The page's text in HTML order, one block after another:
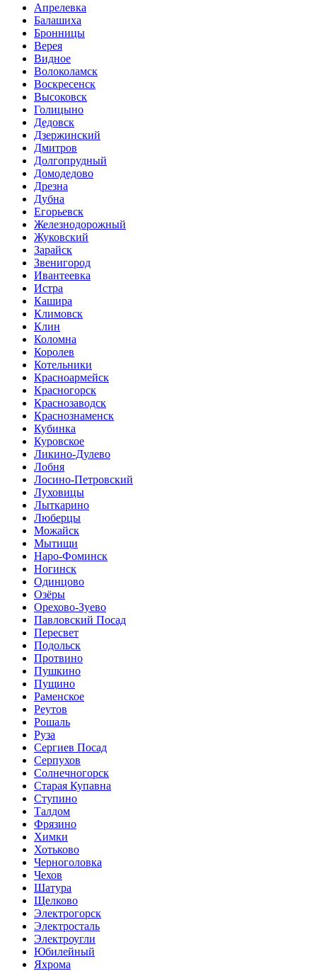
Апрелевка
Балашиха
Бронницы
Верея
Видное
Волоколамск
Воскресенск
Высоковск
Голицыно
Дедовск
Дзержинский
Дмитров
Долгопрудный
Домодедово
Дрезна
Дубна
Егорьевск
Железнодорожный
Жуковский
Зарайск
Звенигород
Ивантеевка
Истра
Кашира
Климовск
Клин
Коломна
Королев
Котельники
Красноармейск
Красногорск
Краснозаводск
Краснознаменск
Кубинка
Куровское
Ликино-Дулево
Лобня
Лосино-Петровский
Луховицы
Лыткарино
Люберцы
Можайск
Мытищи
Наро-Фоминск
Ногинск
Одинцово
Озёры
Орехово-Зуево
Павловский Посад
Пересвет
Подольск
Протвино
Пушкино
Пущино
Раменское
Реутов
Рошаль
Руза
Сергиев Посад
Серпухов
Солнечногорск
Старая Купавна
Ступино
Талдом
Фрязино
Химки
Хотьково
Черноголовка
Чехов
Шатура
Щелково
Электрогорск
Электросталь
Электроугли
Юбилейный
Яхрома